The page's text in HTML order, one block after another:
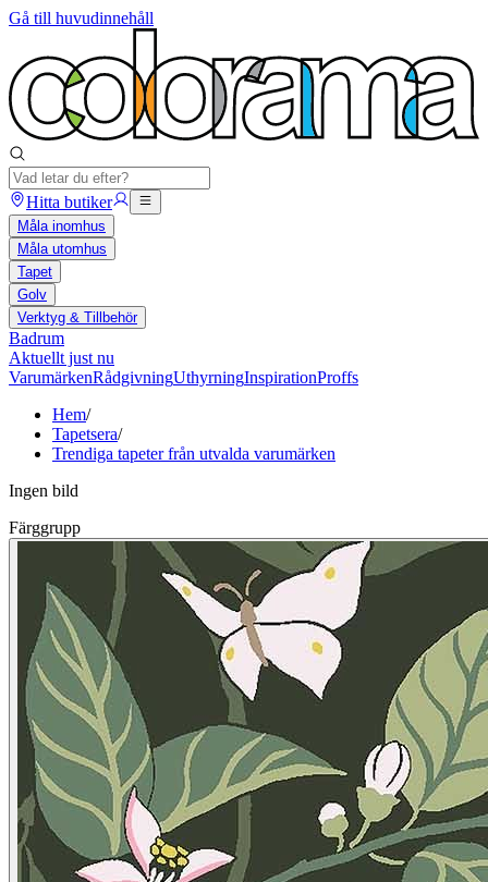
Gå till huvudinnehåll
Hitta butiker
Måla inomhus
Måla utomhus
Tapet
Golv
Verktyg & Tillbehör
Badrum
Aktuellt just nu
VarumärkenRådgivningUthyrningInspirationProffs
Hem/
Tapetsera/
Trendiga tapeter från utvalda varumärken
Ingen bild
Färggrupp